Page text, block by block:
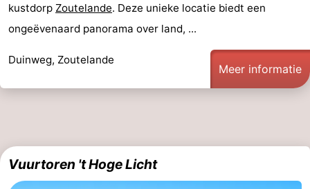
Steden
Rondleidingen
Sporten
Fietsen
-
Wandelen
kustdorp Zoutelande. Deze unieke locatie biedt een
ongeëvenaard panorama over land, ...
Duinweg, Zoutelande
Meer informatie
Vuurtoren 't Hoge Licht